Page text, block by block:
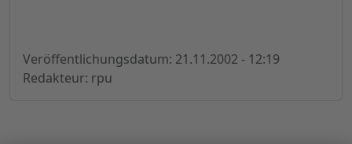
Veröffentlichungsdatum: 21.11.2002 - 12:19
Redakteur: rpu